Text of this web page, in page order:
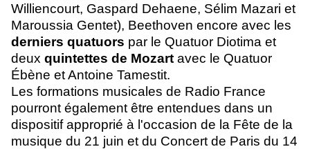
Williencourt, Gaspard Dehaene, Sélim Mazari et
Maroussia Gentet), Beethoven encore avec les
derniers quatuors par le Quatuor Diotima et
deux quintettes de Mozart avec le Quatuor
Ébène et Antoine Tamestit.
Les formations musicales de Radio France
pourront également être entendues dans un
dispositif approprié à l'occasion de la Fête de la
musique du 21 juin et du Concert de Paris du 14